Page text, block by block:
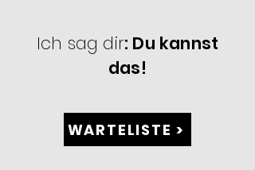
Ich sag dir: Du kannst
das!
WARTELISTE >